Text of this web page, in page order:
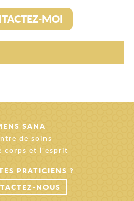
doit faire preuve
neutralité vis-à-vis de la
Je ne suis pas là pour
MOI
SANA
de soins
corps et l'esprit
PRATICIENS ?
NOUS